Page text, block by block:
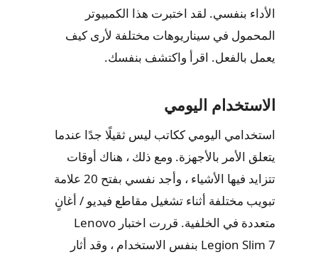
الأداء بنفسي. لقد اختبرت هذا الكمبيوتر
المحمول في سيناريوهات مختلفة لأرى كيف
يعمل بالفعل. اقرأ واكتشف بنفسك.
الاستخدام اليومي
استخدامي اليومي ككاتب ليس ثقيلًا جدًا عندما
يتعلق الأمر بالأجهزة. ومع ذلك ، هناك أوقات
تتزايد فيها الأشياء ، وأجد نفسي بفتح 20 علامة
تبويب مختلفة أثناء تشغيل مقاطع فيديو / أغانٍ
متعددة في الخلفية. قررت اختبار Lenovo
Legion Slim 7 بنفس الاستخدام ، وقد أثار